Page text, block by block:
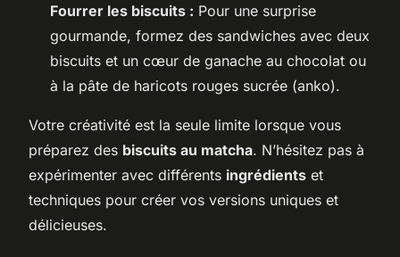
Fourrer les biscuits : Pour une surprise
gourmande, formez des sandwiches avec deux
biscuits et un cœur de ganache au chocolat ou
à la pâte de haricots rouges sucrée (anko).
Votre créativité est la seule limite lorsque vous
préparez des biscuits au matcha. N’hésitez pas à
expérimenter avec différents ingrédients et
techniques pour créer vos versions uniques et
délicieuses.